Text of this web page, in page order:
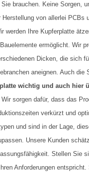
brauchen. Keine Sorgen,
Herstellung von allerlei PCBs
werden Ihre Kupferplatte
ermöglicht. Wir
Dicken, die sich
aneignen. Auch die
wichtig und auch hier
Wir sorgen dafür, dass das
verkürzt und
und sind in der Lage,
Unsere Kunden
Stellen Sie
Anforderungen